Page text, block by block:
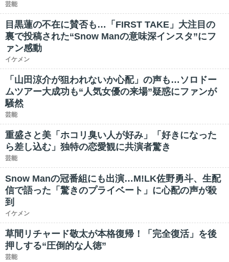
芸能
目黒蓮の不在に賛否も…「FIRST TAKE」大注目の
裏で投稿された“Snow Manの意味深インスタ”にフ
ァン感動
イケメン
「山田涼介が狙われないか心配」の声も…ソロドー
ムツアー大成功も“人気女優の来場”疑惑にファンが
騒然
芸能
重盛さと美「ホコリ臭い人が好み」「好きになった
ら差し込む」独特の恋愛観に共演者驚き
芸能
Snow Manの冠番組にも出演…M!LK佐野勇斗、生配
信で語った「驚きのプライベート」に心配の声が殺
到
イケメン
草間リチャード敬太が本格復帰！「完全復活」を後
押しする“圧倒的な人徳”
芸能